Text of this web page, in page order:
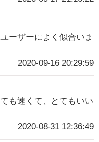
ーザーによく似合いま
2020-09-16 20:29:59
も速くて、とてもいい
2020-08-31 12:36:49